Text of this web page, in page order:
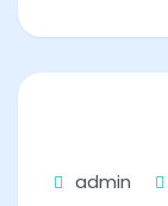
admin